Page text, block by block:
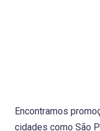
Encontramos
cidades como São